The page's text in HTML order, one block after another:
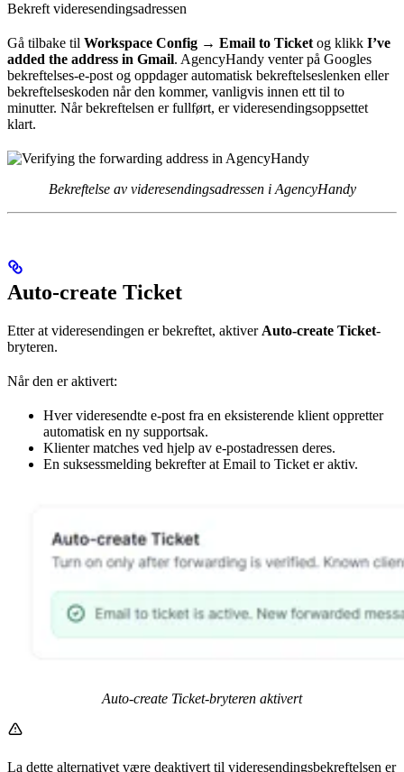
Bekreft videresendingsadressen
Gå tilbake til Workspace Config → Email to Ticketog klikk I’ve
added the address in Gmail. AgencyHandy venter på Googles
bekreftelses-e-post og oppdager automatisk bekreftelseslenken eller
bekreftelseskoden når den kommer, vanligvis innen ett til to
minutter. Når bekreftelsen er fullført, er videresendingsoppsettet
klart.
Bekreftelse av videresendingsadressen i AgencyHandy
Auto-create Ticket
Etter at videresendingen er bekreftet, aktiver Auto-create Ticket-
bryteren.
Når den er aktivert:
Hver videresendte e-post fra en eksisterende klient oppretter
automatisk en ny supportsak.
Klienter matches ved hjelp av e-postadressen deres.
En suksessmelding bekrefter at Email to Ticket er aktiv.
Auto-create Ticket-bryteren aktivert
La dette alternativet være deaktivert til videresendingsbekreftelsen er